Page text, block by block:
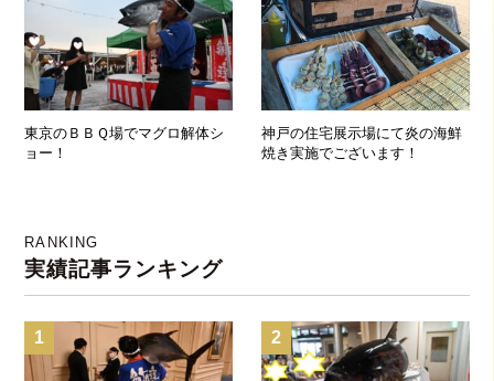
東京のＢＢＱ場でマグロ解体シ
ョー！
神戸の住宅展示場にて炎の海鮮
焼き実施でございます！
RANKING
実績記事ランキング
1 2